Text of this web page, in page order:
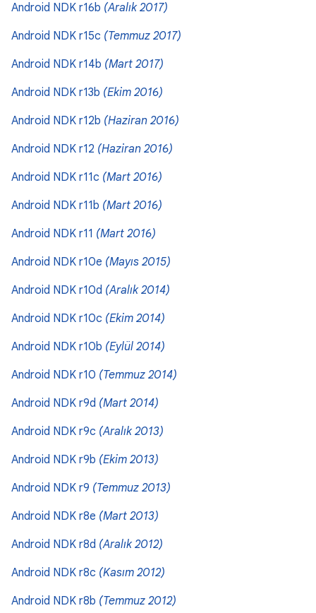
Android NDK r16b (Aralık 2017)
Android NDK r15c (Temmuz 2017)
Android NDK r14b (Mart 2017)
Android NDK r13b (Ekim 2016)
Android NDK r12b (Haziran 2016)
Android NDK r12 (Haziran 2016)
Android NDK r11c (Mart 2016)
Android NDK r11b (Mart 2016)
Android NDK r11 (Mart 2016)
Android NDK r10e (Mayıs 2015)
Android NDK r10d (Aralık 2014)
Android NDK r10c (Ekim 2014)
Android NDK r10b (Eylül 2014)
Android NDK r10 (Temmuz 2014)
Android NDK r9d (Mart 2014)
Android NDK r9c (Aralık 2013)
Android NDK r9b (Ekim 2013)
Android NDK r9 (Temmuz 2013)
Android NDK r8e (Mart 2013)
Android NDK r8d (Aralık 2012)
Android NDK r8c (Kasım 2012)
Android NDK r8b (Temmuz 2012)